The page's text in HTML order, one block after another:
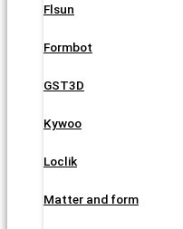
Flsun
Formbot
GST3D
Kywoo
Loclik
Matter and form